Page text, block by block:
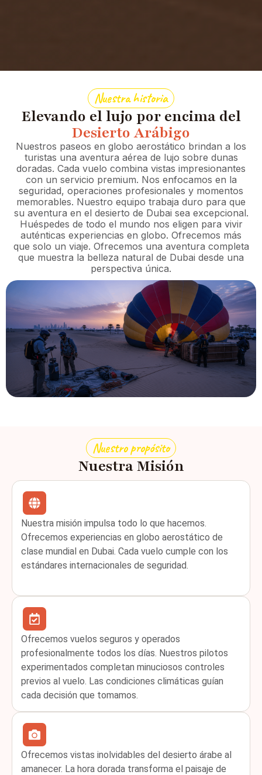
Nuestra historia
Elevando el lujo por encima del
Desierto Arábigo
Nuestros paseos en globo aerostático brindan a los
turistas una aventura aérea de lujo sobre dunas
doradas. Cada vuelo combina vistas impresionantes
con un servicio premium. Nos enfocamos en la
seguridad, operaciones profesionales y momentos
memorables. Nuestro equipo trabaja duro para que
su aventura en el desierto de Dubai sea excepcional.
Huéspedes de todo el mundo nos eligen para vivir
auténticas experiencias en globo. Ofrecemos más
que solo un viaje. Ofrecemos una aventura completa
que muestra la belleza natural de Dubai desde una
perspectiva única.
Nuestro propósito
Nuestra Misión
Nuestra misión impulsa todo lo que hacemos.
Ofrecemos experiencias en globo aerostático de
clase mundial en Dubai. Cada vuelo cumple con los
estándares internacionales de seguridad.
Ofrecemos vuelos seguros y operados
profesionalmente todos los días. Nuestros pilotos
experimentados completan minuciosos controles
previos al vuelo. Las condiciones climáticas guían
cada decisión que tomamos.
Ofrecemos vistas inolvidables del desierto árabe al
amanecer. La hora dorada transforma el paisaje de